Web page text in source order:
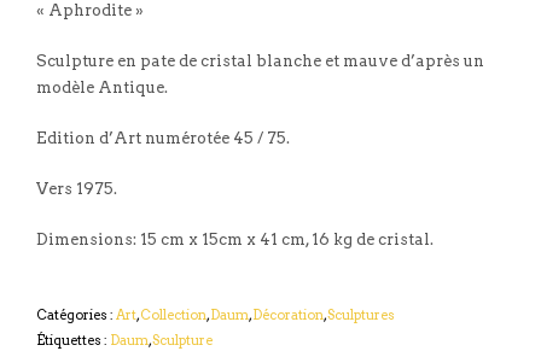
« Aphrodite »
Sculpture en pate de cristal blanche et mauve d’après un
modèle Antique.
Edition d’Art numérotée 45 / 75.
Vers 1975.
Dimensions: 15 cm x 15cm x 41 cm, 16 kg de cristal.
Catégories : Art,Collection,Daum,Décoration,Sculptures
Étiquettes : Daum,Sculpture